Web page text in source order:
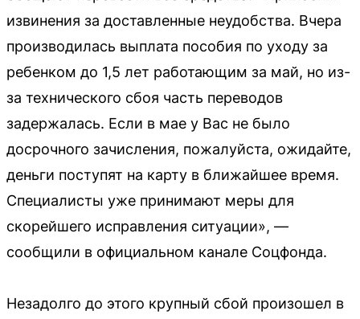
извинения за доставленные неудобства. Вчера
производилась выплата пособия по уходу за
ребенком до 1,5 лет работающим за май, но из-
за технического сбоя часть переводов
задержалась. Если в мае у Вас не было
досрочного зачисления, пожалуйста, ожидайте,
деньги поступят на карту в ближайшее время.
Специалисты уже принимают меры для
скорейшего исправления ситуации», —
сообщили в официальном канале Соцфонда.
Незадолго до этого крупный сбой произошел в